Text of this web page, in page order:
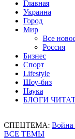
Главная
Украина
Город
Мир
Все
Россия
Бизнес
Спорт
Lifestyle
Шоу-биз
Наука
БЛОГИ
СПЕЦТЕМА: Война
ВСЕ ТЕМЫ